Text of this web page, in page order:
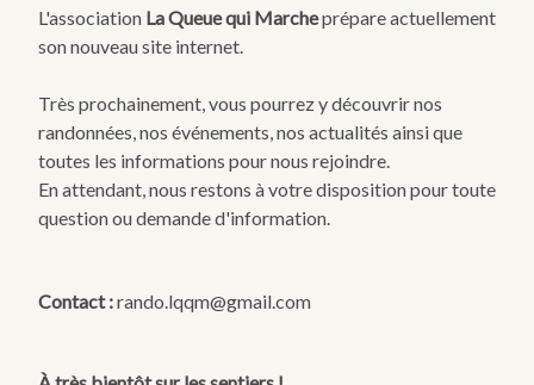
L'association La Queue qui Marcheprépare actuellement
son nouveau site internet.
Très prochainement, vous pourrez y découvrir nos
randonnées, nos événements, nos actualités ainsi que
toutes les informations pour nous rejoindre.
En attendant, nous restons à votre disposition pour toute
question ou demande d'information.
Contact :rando.lqqm@gmail.com